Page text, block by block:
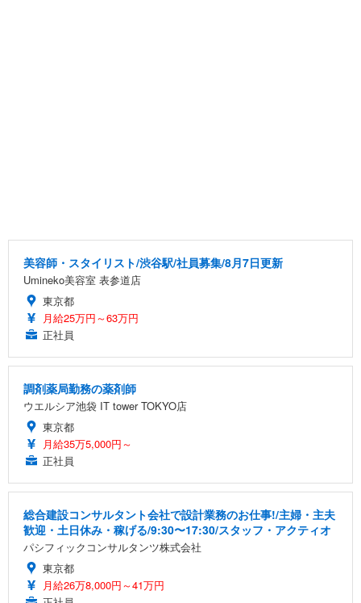
美容師・スタイリスト/渋谷駅/社員募集/8月7日更新
Umineko美容室 表参道店
東京都
月給25万円～63万円
正社員
調剤薬局勤務の薬剤師
ウエルシア池袋 IT tower TOKYO店
東京都
月給35万5,000円～
正社員
総合建設コンサルタント会社で設計業務のお仕事!/主婦・主夫
歓迎・土日休み・稼げる/9:30〜17:30/スタッフ・アクティオ
パシフィックコンサルタンツ株式会社
東京都
月給26万8,000円～41万円